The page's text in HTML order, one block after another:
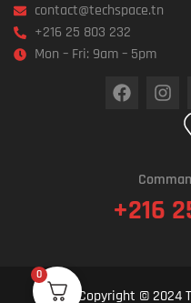
0
contact@techspace.tn
+216 25 803 232
Mon – Fri: 9am – 5pm
+216
Copyright © 2024